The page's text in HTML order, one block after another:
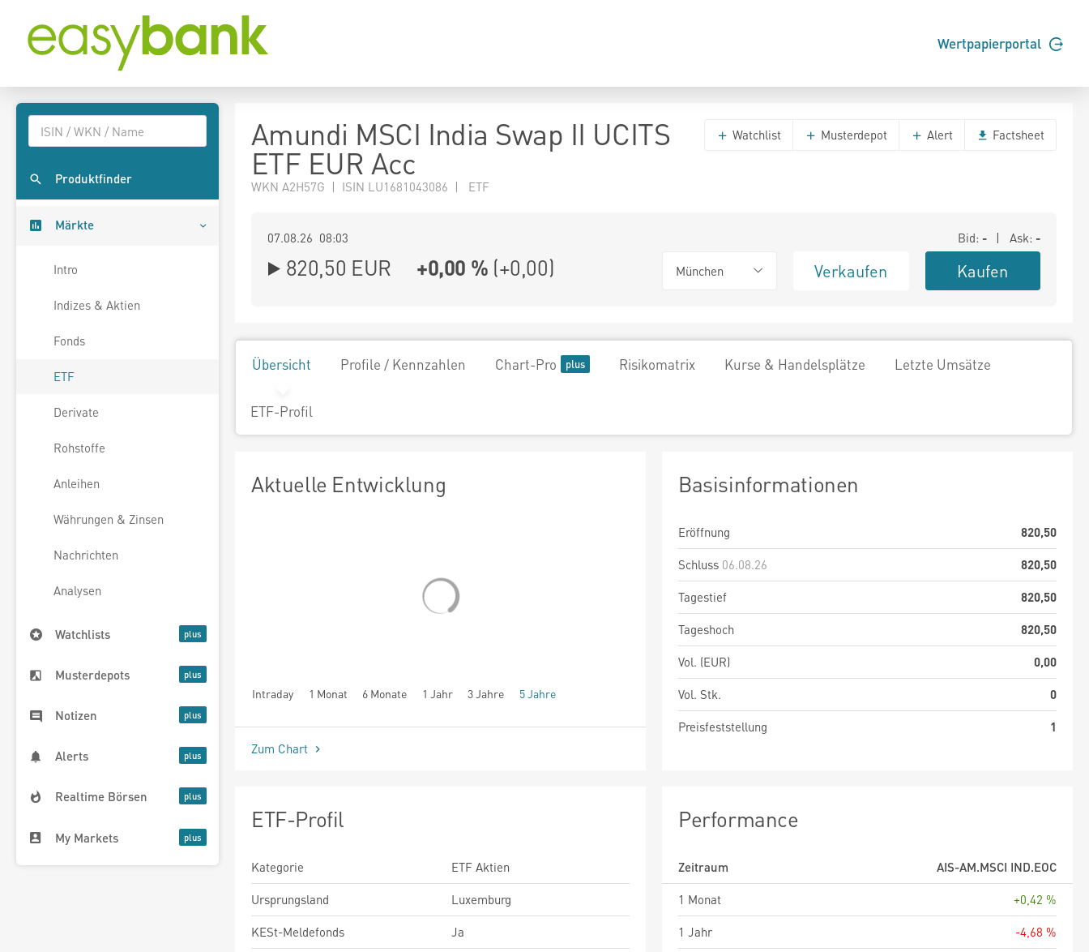
Wertpapierportal
Produktfinder
Märkte
Intro
Indizes & Aktien
Fonds
ETF
Derivate
Rohstoffe
Anleihen
Währungen & Zinsen
Nachrichten
Analysen
Watchlists
Musterdepots
Notizen
Alerts
Realtime Börsen
My Markets
Amundi MSCI India Swap II UCITS
ETF EUR Acc
WKN A2H57G | ISIN LU1681043086 | ETF
Watchlist Musterdepot Alert Factsheet
07.08.26 08:03 Bid: - | Ask: -
820,50 EUR +0,00 % (+0,00) München Verkaufen Kaufen
Übersicht Profile / Kennzahlen Chart-Pro Risikomatrix Kurse & Handelsplätze Letzte Umsätze
ETF-Profil
Aktuelle Entwicklung
Intraday 1 Monat 6 Monate 1 Jahr 3 Jahre 5 Jahre
seit Beginn
Zum Chart
Basisinformationen
Eröffnung
820,50
Schluss 06.08.26
820,50
Tagestief
820,50
Tageshoch
820,50
Vol. (EUR)
0,00
Vol. Stk.
0
Preisfeststellung
1
ETF-Profil
Kategorie
ETF Aktien
Ursprungsland
Luxemburg
KESt-Meldefonds
Ja
Performance
Zeitraum
AIS-AM.MSCI IND.EOC
1 Monat
+0,42 %
1 Jahr
-4,68 %